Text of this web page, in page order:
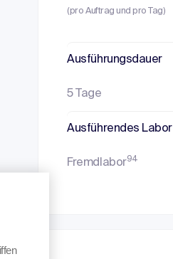
(pro Auftrag und pro Tag)
Ausführungsdauer
5 Tage
Ausführendes Labor
Fremdlabor94